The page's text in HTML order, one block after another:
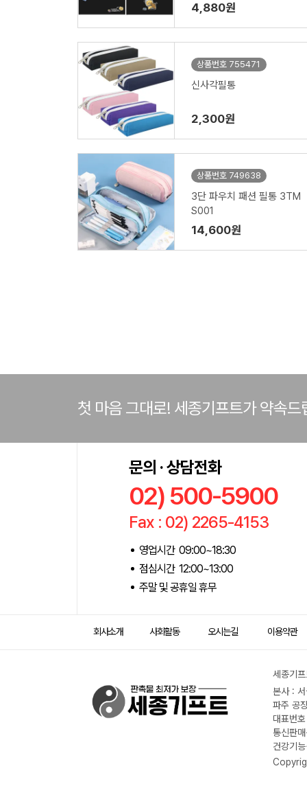
4,880원
상품번호 755471
신사각필통
2,300원
상품번호 749638
3단 파우치 패션 필통 3TM
S001
14,600원
첫 마음 그대로! 세종기프트가 약속드
문의 · 상담전화
02) 500-5900
Fax : 02) 2265-4153
영업시간 09:00~18:30
점심시간 12:00~13:00
주말 및 공휴일 휴무
회사소개 사회활동 오시는길 이용약관
세종기
본사 :
파주 공
대표번
통신판
건강기